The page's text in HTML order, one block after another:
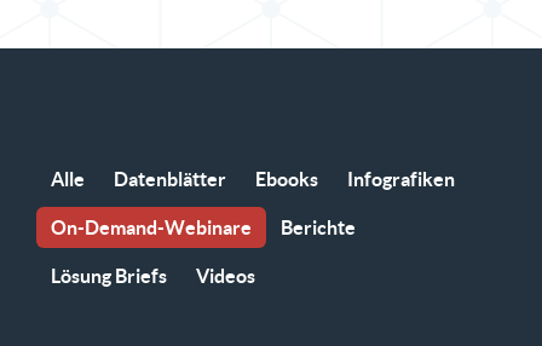
Alle Datenblätter Ebooks Infografiken
On-Demand-Webinare Berichte
Lösung Briefs Videos